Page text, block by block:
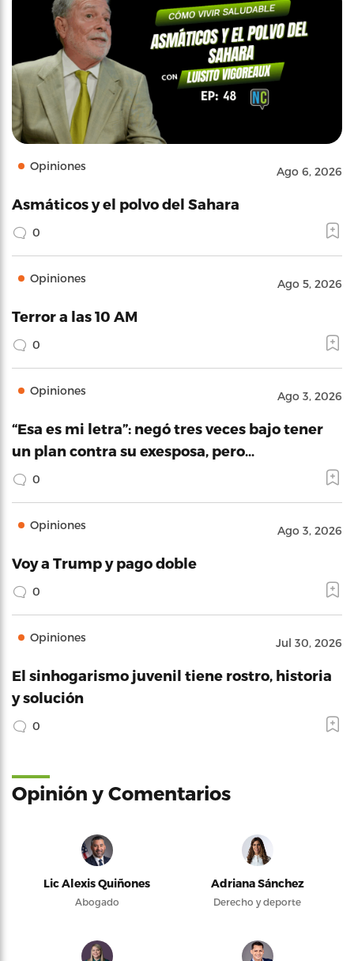
Opiniones Ago 6, 2026
Asmáticos y el polvo del Sahara
0
Opiniones Ago 5, 2026
Terror a las 10 AM
0
Opiniones Ago 3, 2026
“Esa es mi letra”: negó tres veces bajo tener
un plan contra su exesposa, pero…
0
Opiniones Ago 3, 2026
Voy a Trump y pago doble
0
Opiniones Jul 30, 2026
El sinhogarismo juvenil tiene rostro, historia
y solución
0
Opinión y Comentarios
Lic Alexis Quiñones
Abogado
Adriana Sánchez
Derecho y deporte